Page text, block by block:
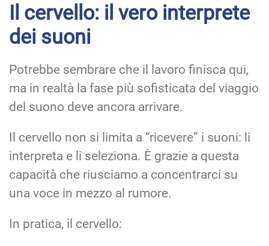
Il cervello: il vero interprete
dei suoni
Potrebbe sembrare che il lavoro finisca qui,
ma in realtà la fase più sofisticata del viaggio
del suono deve ancora arrivare.
Il cervello non si limita a “ricevere” i suoni: li
interpreta e li seleziona. È grazie a questa
capacità che riusciamo a concentrarci su
una voce in mezzo al rumore.
In pratica, il cervello: